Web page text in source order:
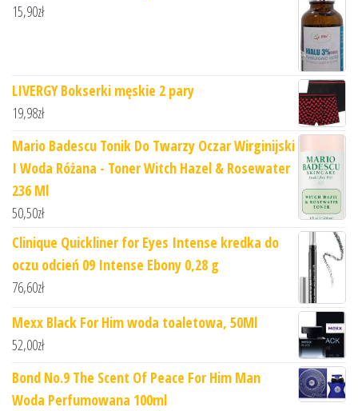
15,90zł
LIVERGY Bokserki męskie 2 pary
19,98zł
Mario Badescu Tonik Do Twarzy Oczar Wirginijski
I Woda Różana - Toner Witch Hazel & Rosewater
236 Ml
50,50zł
Clinique Quickliner for Eyes Intense kredka do
oczu odcień 09 Intense Ebony 0,28 g
76,60zł
Mexx Black For Him woda toaletowa, 50Ml
52,00zł
Bond No.9 The Scent Of Peace For Him Man
Woda Perfumowana 100ml